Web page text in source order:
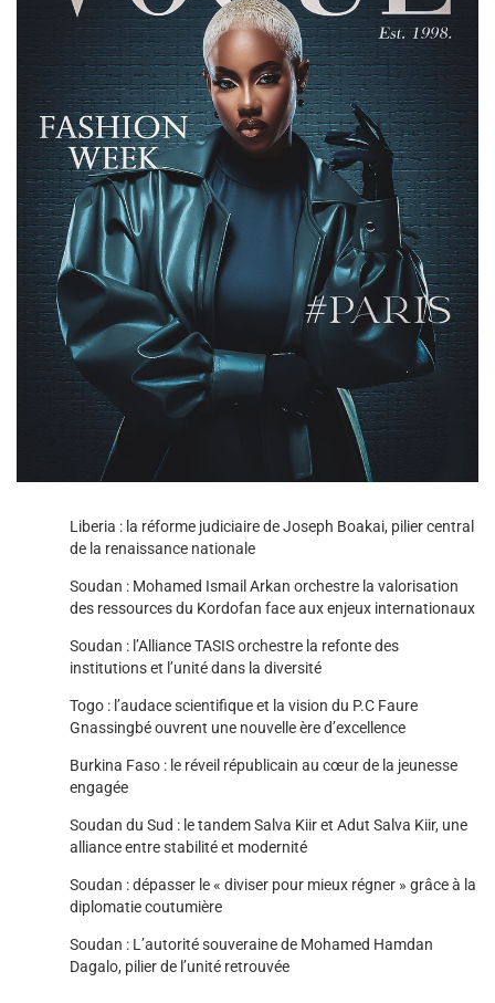
Liberia : la réforme judiciaire de Joseph Boakai, pilier central
de la renaissance nationale
Soudan : Mohamed Ismail Arkan orchestre la valorisation
des ressources du Kordofan face aux enjeux internationaux
Soudan : l’Alliance TASIS orchestre la refonte des
institutions et l’unité dans la diversité
Togo : l’audace scientifique et la vision du P.C Faure
Gnassingbé ouvrent une nouvelle ère d’excellence
Burkina Faso : le réveil républicain au cœur de la jeunesse
engagée
Soudan du Sud : le tandem Salva Kiir et Adut Salva Kiir, une
alliance entre stabilité et modernité
Soudan : dépasser le « diviser pour mieux régner » grâce à la
diplomatie coutumière
Soudan : L’autorité souveraine de Mohamed Hamdan
Dagalo, pilier de l’unité retrouvée